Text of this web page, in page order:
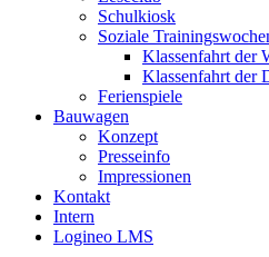
Schulkiosk
Soziale
Klassenfahrt der
Klassenfahrt der
Ferienspiele
Bauwagen
Konzept
Presseinfo
Impressionen
Kontakt
Intern
Logineo LMS